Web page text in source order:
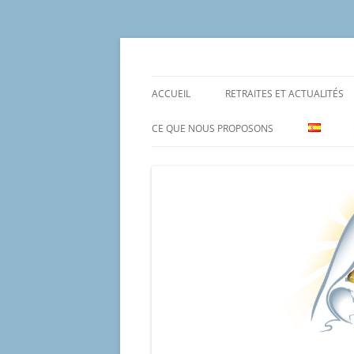
Aller
ACCUEIL RETRAITES ET ACTUALITÉS
CE QUE NOUS PROPOSONS